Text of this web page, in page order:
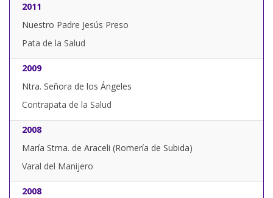
2011
Nuestro Padre Jesús Preso
Pata de la Salud
2009
Ntra. Señora de los Ángeles
Contrapata de la Salud
2008
María Stma. de Araceli (Romería de Subida)
Varal del Manijero
2008